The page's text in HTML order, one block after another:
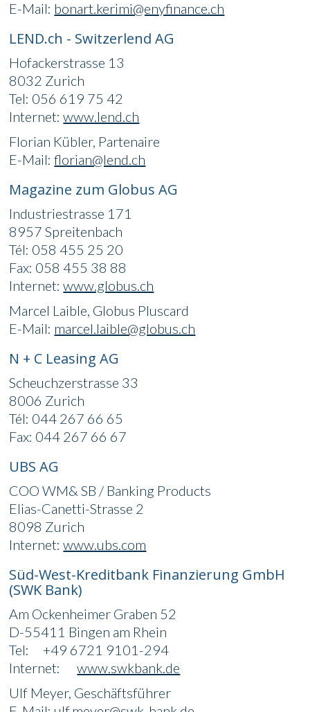
E-Mail: bonart.kerimi@enyfinance.ch
LEND.ch - Switzerlend AG
Hofackerstrasse 13
8032 Zurich
Tel: 056 619 75 42
Internet:www.lend.ch
Florian Kübler, Partenaire
E-Mail:florian@lend.ch
Magazine zum Globus AG
Industriestrasse 171
8957 Spreitenbach
Tél: 058 455 25 20
Fax: 058 455 38 88
Internet:www.globus.ch
Marcel Laible, Globus Pluscard
E-Mail: marcel.laible@globus.ch
N + C Leasing AG
Scheuchzerstrasse 33
8006 Zurich
Tél: 044 267 66 65
Fax: 044 267 66 67
UBS AG
COO WM& SB / Banking Products
Elias-Canetti-Strasse 2
8098 Zurich
Internet:www.ubs.com
Süd-West-Kreditbank Finanzierung GmbH
(SWK Bank)
Am Ockenheimer Graben 52
D-55411 Bingen am Rhein
Tel: +49 6721 9101-294
Internet:www.swkbank.de
Ulf Meyer, Geschäftsführer